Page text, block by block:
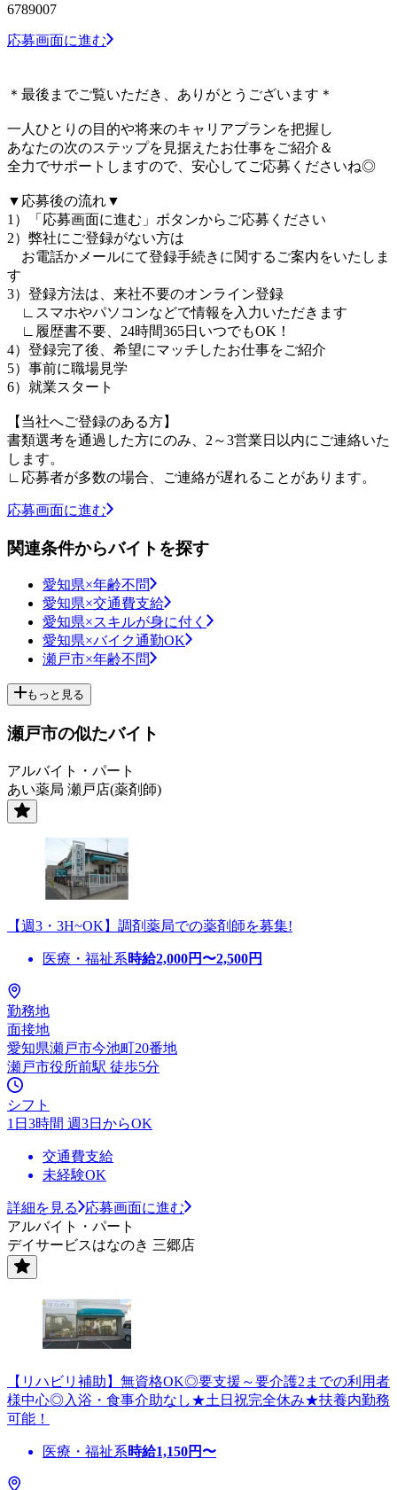
6789007
応募画面に進む
＊最後までご覧いただき、ありがとうございます＊
一人ひとりの目的や将来のキャリアプランを把握し
あなたの次のステップを見据えたお仕事をご紹介＆
全力でサポートしますので、安心してご応募くださいね◎
▼応募後の流れ▼
1）「応募画面に進む」ボタンからご応募ください
2）弊社にご登録がない方は
お電話かメールにて登録手続きに関するご案内をいたしま
す
3）登録方法は、来社不要のオンライン登録
∟スマホやパソコンなどで情報を入力いただきます
∟履歴書不要、24時間365日いつでもOK！
4）登録完了後、希望にマッチしたお仕事をご紹介
5）事前に職場見学
6）就業スタート
【当社へご登録のある方】
書類選考を通過した方にのみ、2～3営業日以内にご連絡いた
します。
∟応募者が多数の場合、ご連絡が遅れることがあります。
応募画面に進む
関連条件からバイトを探す
愛知県×年齢不問
愛知県×交通費支給
愛知県×スキルが身に付く
愛知県×バイク通勤OK
瀬戸市×年齢不問
もっと見る
瀬戸市の似たバイト
アルバイト・パート
あい薬局 瀬戸店(薬剤師)
【週3・3H~OK】調剤薬局での薬剤師を募集!
医療・福祉系時給2,000円〜2,500円
勤務地
面接地
愛知県瀬戸市今池町20番地
瀬戸市役所前駅 徒歩5分
シフト
1日3時間 週3日からOK
交通費支給
未経験OK
詳細を見る
応募画面に進む
アルバイト・パート
デイサービスはなのき 三郷店
【リハビリ補助】無資格OK◎要支援～要介護2までの利用者
様中心◎入浴・食事介助なし★土日祝完全休み★扶養内勤務
可能！
医療・福祉系時給1,150円〜